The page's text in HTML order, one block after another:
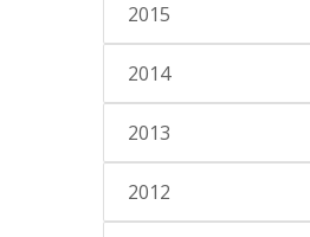
2015
2014
2013
2012